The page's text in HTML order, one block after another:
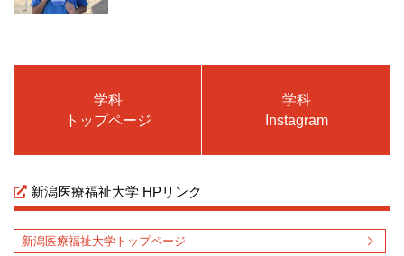
学科
トップページ
学科
Instagram
新潟医療福祉大学 HPリンク
新潟医療福祉大学トップページ